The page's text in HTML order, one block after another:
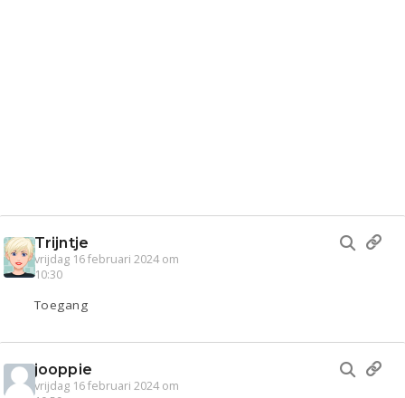
Trijntje
vrijdag 16 februari 2024 om
10:30
Toegang
jooppie
vrijdag 16 februari 2024 om